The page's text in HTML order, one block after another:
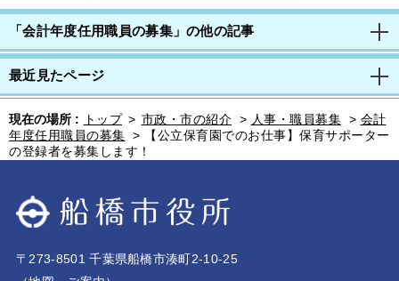
「会計年度任用職員の募集」の他の記事
最近見たページ
現在の場所 : トップ > 市政・市の紹介 > 人事・職員募集 > 会計
年度任用職員の募集 >
【公立保育園でのお仕事】保育サポーター
の登録者を募集します！
〒273-8501 千葉県船橋市湊町2-10-25